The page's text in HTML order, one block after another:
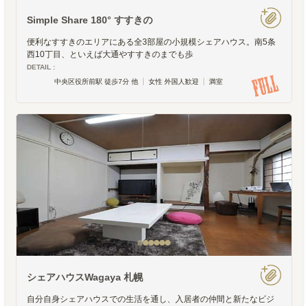
Simple Share 180° すすきの
便利なすすきのエリアにある全3部屋の小規模シェアハウス。南5条
西10丁目、といえば大通やすすきのまでも歩
DETAIL :
中央区役所前駅 徒歩7分 他
女性 外国人歓迎 満室
シェアハウスWagaya 札幌
自分自身シェアハウスでの生活を通し、入居者の仲間と新たなビジ